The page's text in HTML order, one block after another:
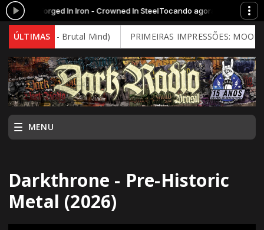
- Forged In Iron - Crowned In SteelTocando agora: GRAND MAGUS -
ÚLTIMAS
- Brutal Mind) PRIMEIRAS IMPRESSÕES: MOONSPELL
MENU
Darkthrone - Pre-Historic
Metal (2026)